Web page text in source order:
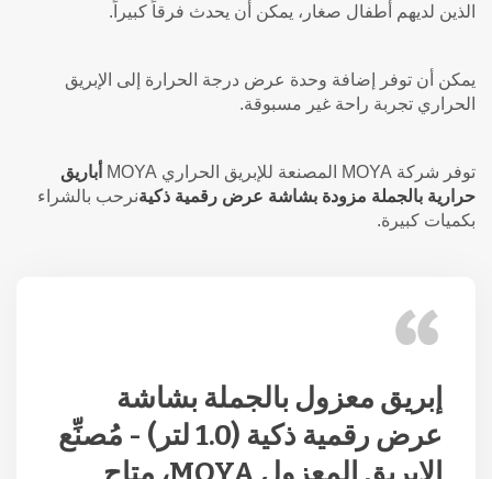
الذين لديهم أطفال صغار، يمكن أن يحدث فرقاً كبيراً.
يمكن أن توفر إضافة وحدة عرض درجة الحرارة إلى الإبريق
الحراري تجربة راحة غير مسبوقة.
توفر شركة MOYA المصنعة للإبريق الحراري MOYA
أباريق
حرارية بالجملة مزودة بشاشة عرض رقمية ذكيةنرحب بالشراء
بكميات كبيرة.
إبريق معزول بالجملة بشاشة
عرض رقمية ذكية (1.0 لتر) - مُصنِّع